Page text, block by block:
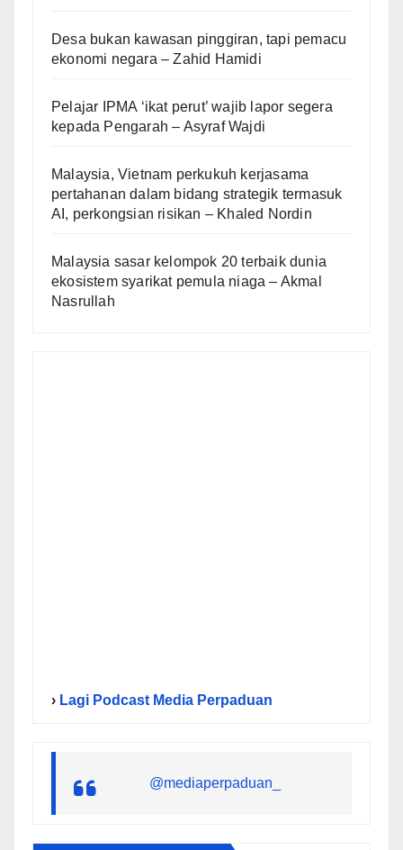
Desa bukan kawasan pinggiran, tapi pemacu
ekonomi negara – Zahid Hamidi
Pelajar IPMA ‘ikat perut’ wajib lapor segera
kepada Pengarah – Asyraf Wajdi
Malaysia, Vietnam perkukuh kerjasama
pertahanan dalam bidang strategik termasuk
AI, perkongsian risikan – Khaled Nordin
Malaysia sasar kelompok 20 terbaik dunia
ekosistem syarikat pemula niaga – Akmal
Nasrullah
› Lagi Podcast Media Perpaduan
@mediaperpaduan_